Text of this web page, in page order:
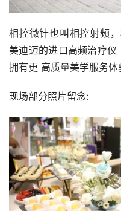
相控微针也叫相控射频
美迪迈的进口高频治疗
拥有更 高质量美学服务体
现场部分照片留念: